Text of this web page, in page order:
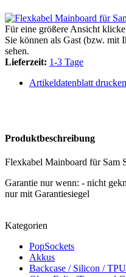
Für eine größere Ansicht
Sie können als Gast (bzw. mit
sehen.
Lieferzeit: 1-3 Tage
Artikeldatenblatt drucken
Produktbeschreibung
Flexkabel Mainboard für Sam
Garantie nur wenn: - nicht
nur mit Garantiesiegel
Kategorien
PopSockets
Akkus
Backcase / Silicon / TPU